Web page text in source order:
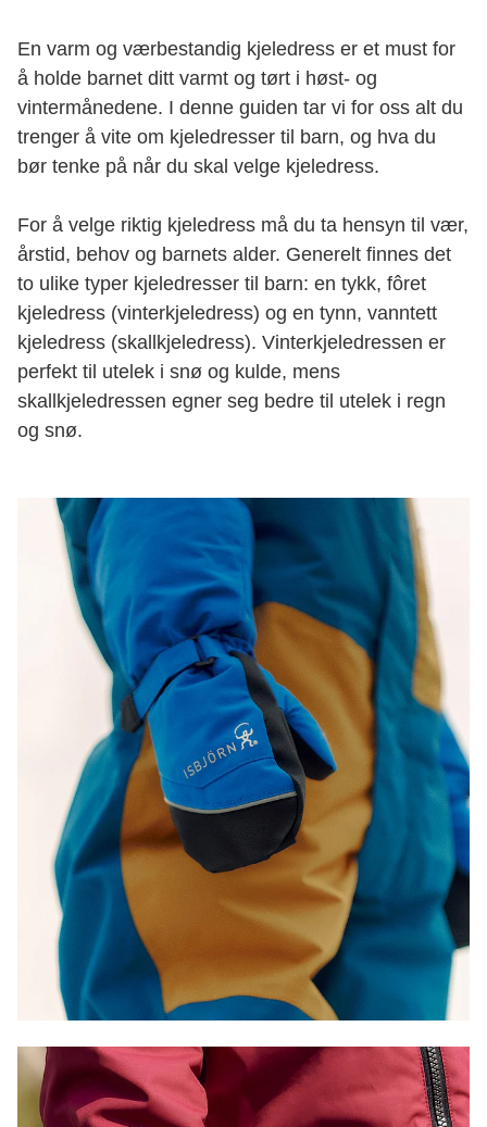
En varm og værbestandig kjeledress er et must for
å holde barnet ditt varmt og tørt i høst- og
vintermånedene. I denne guiden tar vi for oss alt du
trenger å vite om kjeledresser til barn, og hva du
bør tenke på når du skal velge kjeledress.
For å velge riktig kjeledress må du ta hensyn til vær,
årstid, behov og barnets alder. Generelt finnes det
to ulike typer kjeledresser til barn: en tykk, fôret
kjeledress (vinterkjeledress) og en tynn, vanntett
kjeledress (skallkjeledress). Vinterkjeledressen er
perfekt til utelek i snø og kulde, mens
skallkjeledressen egner seg bedre til utelek i regn
og snø.